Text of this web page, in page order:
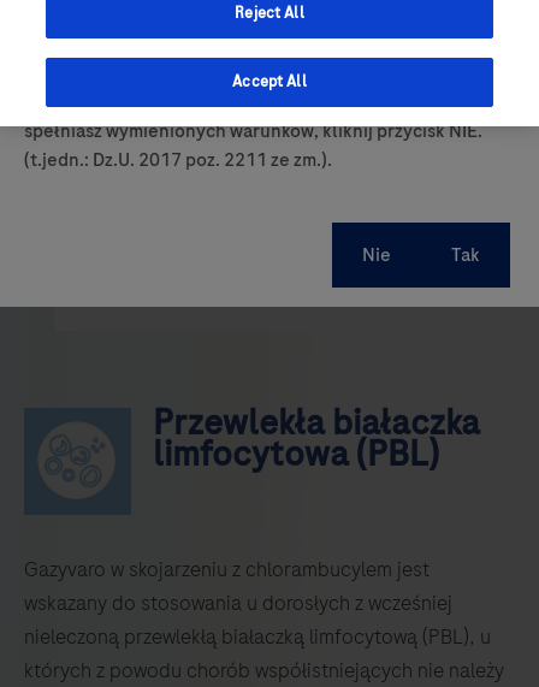
zm.) („Prawo farmaceutyczne”). Zasoby portalu
internetowego dlalekarzy.roche.pl są dostępne jedynie
dla osób uprawnionych do wystawiania recept lub osób
prowadzących obrót produktami leczniczymi. Jeśli nie
spełniasz wymienionych warunków, kliknij przycisk NIE.
(t.jedn.: Dz.U. 2017 poz. 2211 ze zm.).
rekombinacji DNA w linii komórkowej pochodzącej z
jajnika chomika chińskiego.
Przewlekła białaczka
limfocytowa (PBL)
Gazyvaro w skojarzeniu z chlorambucylem jest
wskazany do stosowania u dorosłych z wcześniej
nieleczoną przewlekłą białaczką limfocytową (PBL), u
których z powodu chorób współistniejących nie należy
Reject All
Accept All